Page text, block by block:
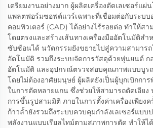
เตรียมงานอย่างมาก ผู้ผลิตเครื่องตัดเลเซอร์แ
แพลตฟอร์มซอฟต์แวร์เฉพาะที่เชื่อมต่อกับระบบ
คอมพิวเตอร์ (CAD) ได้อย่างไร้รอยต่อ ทำให้ส
โดยตรงและสร้างเส้นทางเครื่องมืออัตโนมัติส
ซับซ้อนได้ นวัตกรรมยังขยายไปสู่ความสามาร
อัตโนมัติ รวมถึงระบบจัดการวัสดุด้วยหุ่นยนต์ ก
อัตโนมัติ และอุปกรณ์ตรวจสอบคุณภาพแบบบูร
โดยไม่ต้องอาศัยมนุษย์ ผู้ผลิตยังเป็นผู้บุกเบิกกา
ในการตัดหลายแกน ซึ่งช่วยให้สามารถตัดเอียง
การขึ้นรูปสามมิติ ภายในการตั้งค่าเครื่องเพียงค
ก้าวล้ำยังรวมถึงระบบควบคุมกำลังเลเซอร์แบบ
พลังงานแบบเรียลไทม์ตามสภาพการตัด ทำให้